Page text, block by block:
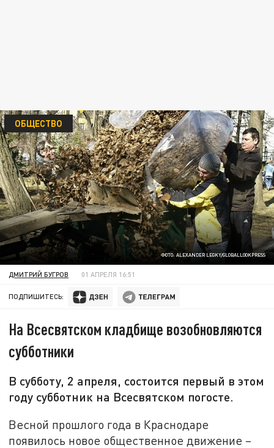
ФОТО: ALEXANDER LEGKY/GLOBALLOOKPRESS
ОБЩЕСТВО
ДМИТРИЙ БУГРОВ 01 АПРЕЛЯ 16:51
ПОДПИШИТЕСЬ:
На Всесвятском кладбище возобновляются
субботники
В субботу, 2 апреля, состоится первый в этом
году субботник на Всесвятском погосте.
Весной прошлого года в Краснодаре
появилось новое общественное движение –